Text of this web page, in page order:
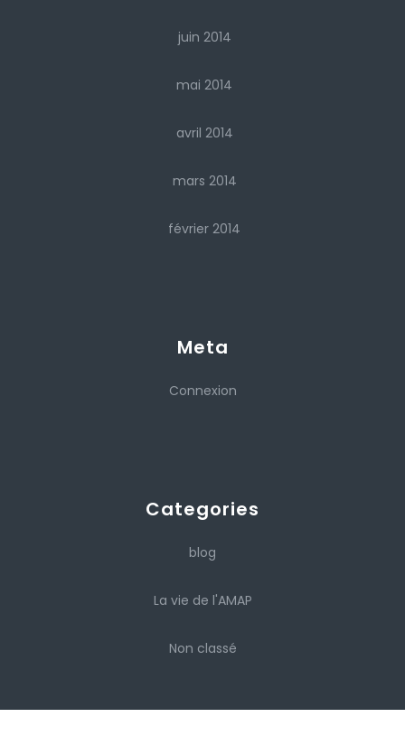
juin 2014
mai 2014
avril 2014
mars 2014
février 2014
Meta
Connexion
Categories
blog
La vie de l'AMAP
Non classé